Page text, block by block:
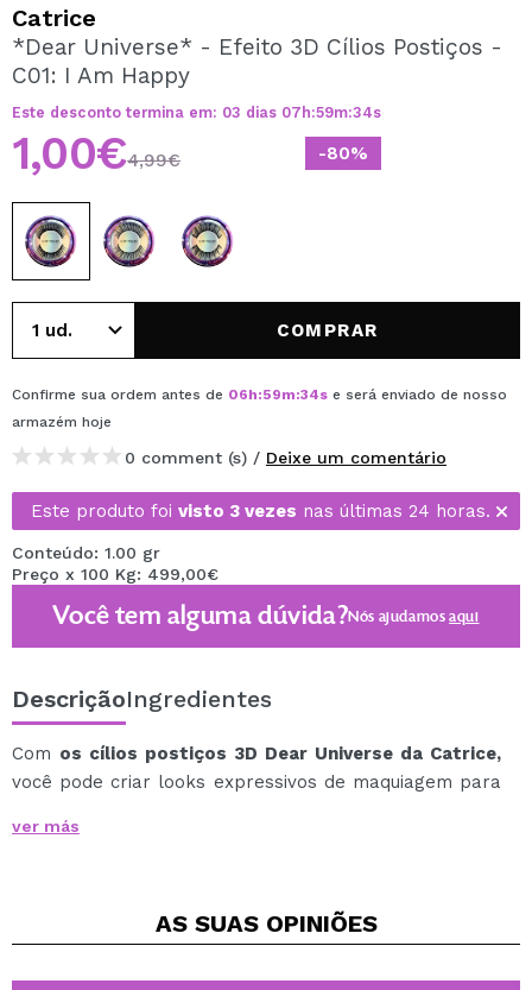
Ao criar uma conta no Maquibeauty.pt pode fazer as suas
compras rapidamente, verificar o estado das suas
Catrice
*Dear Universe* - Efeito 3D Cílios Postiços -
C01: I Am Happy
Este desconto termina em: 03 dias 07 h:59m:34s
-80%
1,00€4,99€
COMPRAR
Confirme sua ordem antes de 06h:59m:34s e será enviado de nosso
armazém hoje
0 comment (s) / Deixe um comentário
Este produto foi visto 3 vezes nas últimas 24 horas.
Conteúdo: 1.00 gr
Preço x 100 Kg: 499,00€
Você tem alguma dúvida?Nós ajudamosaqui
DescriçãoIngredientes
Com os cílios postiços 3D Dear Universe da Catrice,
você pode criar looks expressivos de maquiagem para
Os cílios postiços são facilmente aplicados com a mini
design galáctico da embalagem tornará realidade o
ver más
AS SUAS OPINIÕES